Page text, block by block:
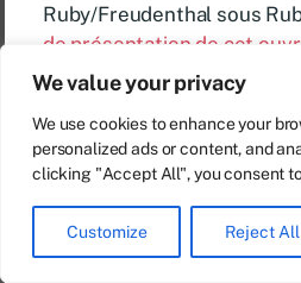
We value your privacy
We use cookies to enhance your
personalized ads or content, and
clicking "Accept All", you consent
Customize Reject All
Ruby/Freudenthal sous
de présentation de cet
|{Photographie/Appareils/
en bibliothèque.} »
|{Photographie/Techniques
de référence.} »
|{Mathématiques avec